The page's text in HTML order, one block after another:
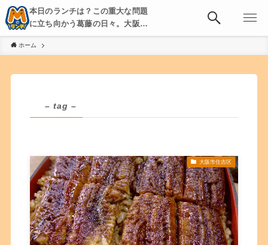
本日のランチは？この重大な問題
に立ち向かう葛藤の日々。大阪・
京都・神戸を中心とした食べ歩
き、飲み歩きを綴る。
ホーム
– tag –
大阪市住吉区